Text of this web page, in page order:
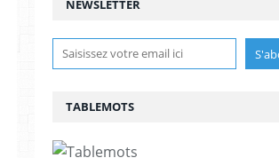
NEWSLETTER
TABLEMOTS